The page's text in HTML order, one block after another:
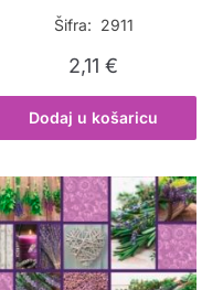
Šifra: 2911
2,11€
Dodaj u košaricu